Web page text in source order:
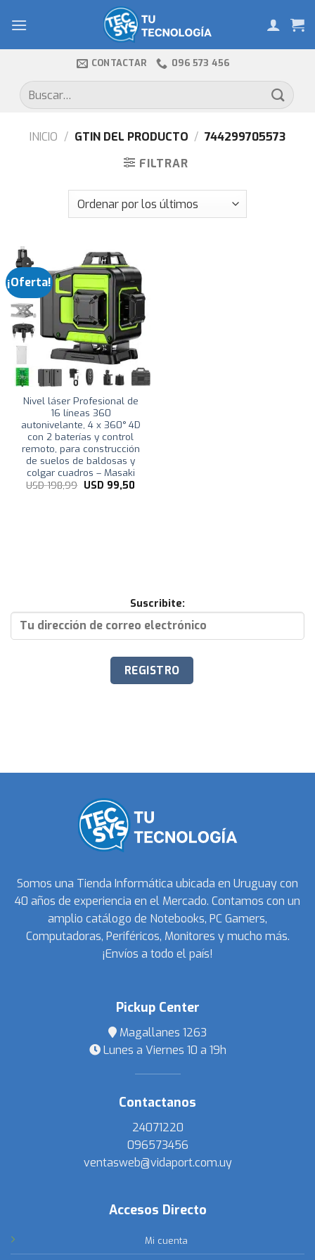
CONTACTAR 096 573 456
Buscar
por:
INICIO / GTIN DEL PRODUCTO / 744299705573
FILTRAR
¡Oferta!
Nivel láser Profesional de
16 líneas 360
autonivelante, 4 x 360° 4D
con 2 baterías y control
remoto, para construcción
de suelos de baldosas y
colgar cuadros – Masaki
USD198,99 El
USD 99,50El
Suscribite:
Somos una Tienda Informática ubicada en Uruguay con
40 años de experiencia en el Mercado. Contamos con un
amplio catálogo de Notebooks, PC Gamers,
Computadoras, Periféricos, Monitores y mucho más.
¡Envíos a todo el país!
Pickup Center
Magallanes 1263
Lunes a Viernes 10 a 19h
Contactanos
24071220
096573456
ventasweb@vidaport.com.uy
Accesos Directo
Mi cuenta